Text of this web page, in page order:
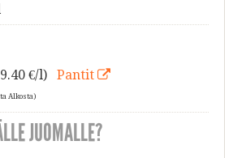
€/l) Pantit
Alkosta)
JUOMALLE?